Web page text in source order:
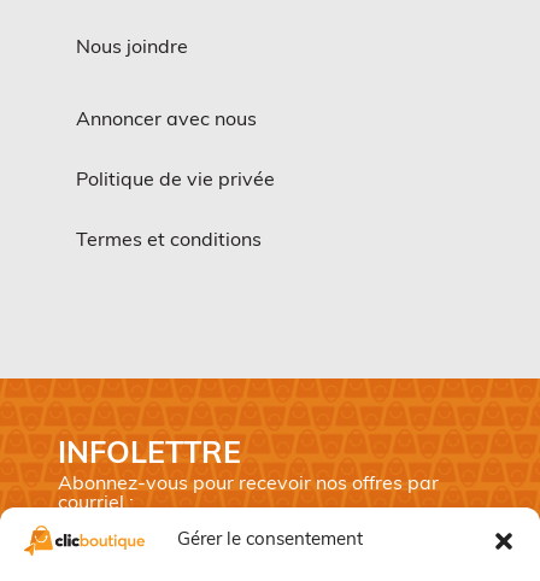
Gérer le consentement
Nous joindre
Annoncer avec nous
Politique de vie privée
Termes et conditions
INFOLETTRE
Abonnez-vous pour recevoir nos offres par
courriel :
Prénom*